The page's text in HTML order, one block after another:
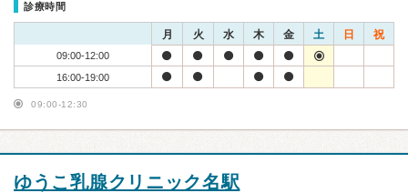
診療時間
月 火 水 木 金 土 日 祝
09:00-12:00
16:00-19:00
09:00-12:30
ゆうこ乳腺クリニック名駅